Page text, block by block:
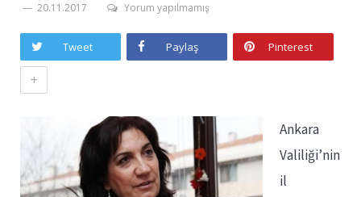
20.11.2017 Yorum yapılmamış
Tweet Paylaş Pinterest
+
Ankara
Valiliği’nin
il